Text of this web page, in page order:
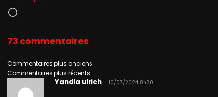
Chargement…
73 commentaires
Navigation
dans
Commentaires plus anciens
Commentaires plus récents
Yandia ulrich 10/07/2024 8h30